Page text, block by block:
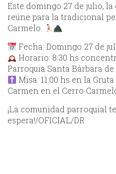
Este domingo 27 de julio,
reúne para la tradicional
Carmelo.
Fecha: Domingo 27 de
Horario: 8:30 hs
Parroquia Santa Bárbara
Misa: 11:00 hs en la
Carmen en el Cerro
¡La comunidad parroquial
espera!/OFICIAL/DR